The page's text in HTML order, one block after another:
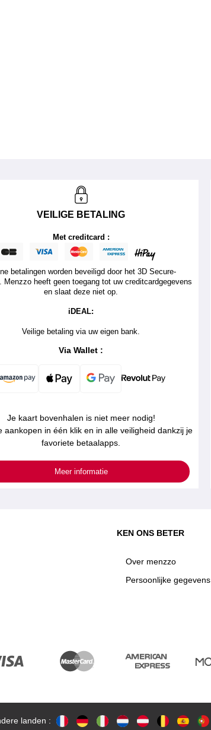
VEILIGE BETALING
Met creditcard :
betalingen worden beveiligd door het 3D Secure-
Menzzo heeft geen toegang tot uw creditcardgegevens
en slaat deze niet op.
iDEAL:
Veilige betaling via uw eigen bank.
Via Wallet :
Je kaart bovenhalen is niet meer nodig!
aankopen in één klik en in alle veiligheid dankzij je
favoriete betaalapps.
Meer informatie
KEN ONS BETER
Over menzzo
Persoonlijke gegevens
landen :